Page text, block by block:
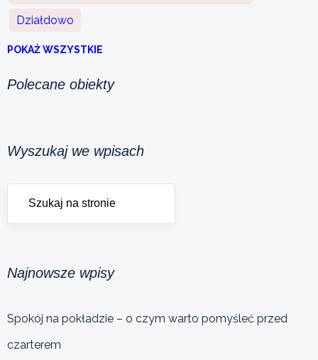
Działdowo
POKAŻ WSZYSTKIE
Polecane obiekty
Wyszukaj we wpisach
Najnowsze wpisy
Spokój na pokładzie – o czym warto pomyśleć przed
czarterem